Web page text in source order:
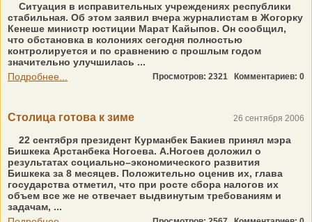
Ситуация в исправительных учреждениях республики
стабильная. Об этом заявил вчера журналистам в Жогорку
Кенеше министр юстиции Марат Кайыпов. Он сообщил,
что обстановка в колониях сегодня полностью
контролируется и по сравнению с прошлым годом
значительно улучшилась ...
Подробнее...
Просмотров: 2321 Комментариев: 0
Столица готова к зиме 26 сентября 2006
22 сентября президент Курманбек Бакиев принял мэра
Бишкека Арстанбека Ногоева. А.Ногоев доложил о
результатах социально–экономического развития
Бишкека за 8 месяцев. Положительно оценив их, глава
государства отметил, что при росте сбора налогов их
объем все же не отвечает выдвинутым требованиям и
задачам, ...